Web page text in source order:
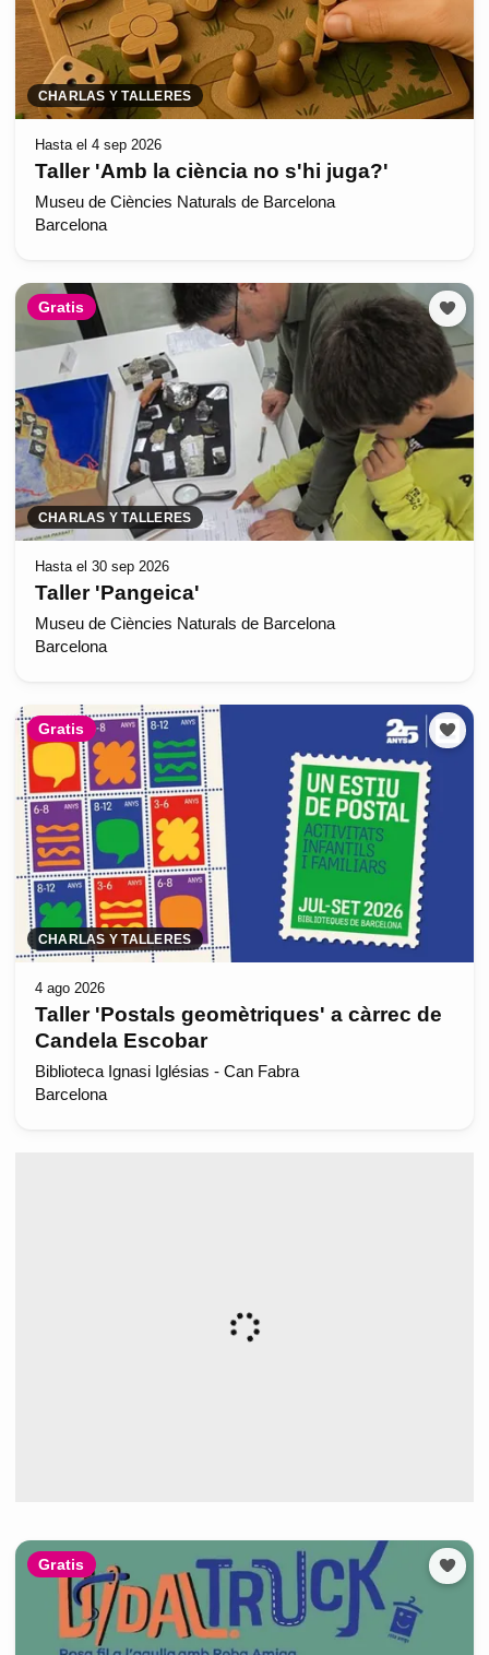
CHARLAS Y TALLERES
Hasta el 4 sep 2026
Taller 'Amb la ciència no s'hi juga?'
Museu de Ciències Naturals de Barcelona
Barcelona
Gratis
CHARLAS Y TALLERES
Hasta el 30 sep 2026
Taller 'Pangeica'
Museu de Ciències Naturals de Barcelona
Barcelona
Gratis
CHARLAS Y TALLERES
4 ago 2026
Taller 'Postals geomètriques' a càrrec de
Candela Escobar
Biblioteca Ignasi Iglésias - Can Fabra
Barcelona
Gratis